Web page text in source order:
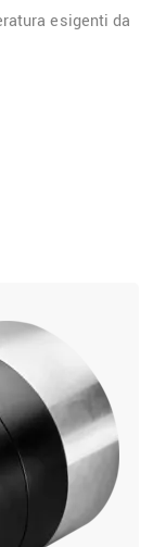
esigenti da